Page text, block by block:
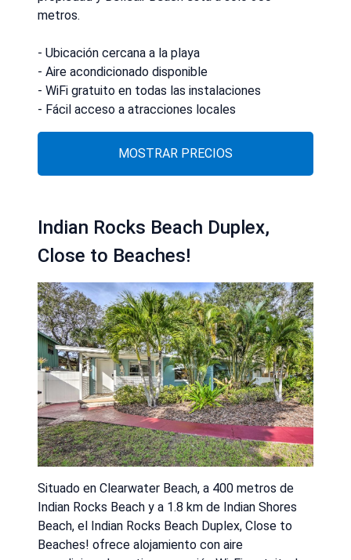
metros.
- Ubicación cercana a la playa
- Aire acondicionado disponible
- WiFi gratuito en todas las instalaciones
- Fácil acceso a atracciones locales
MOSTRAR PRECIOS
Indian Rocks Beach Duplex,
Close to Beaches!
Situado en Clearwater Beach, a 400 metros de
Indian Rocks Beach y a 1.8 km de Indian Shores
Beach, el Indian Rocks Beach Duplex, Close to
Beaches! ofrece alojamiento con aire